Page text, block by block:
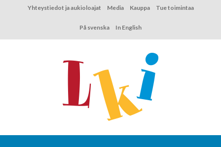
Yhteystiedot ja aukioloajat Media Kauppa Tue toimintaa
På svenska In English